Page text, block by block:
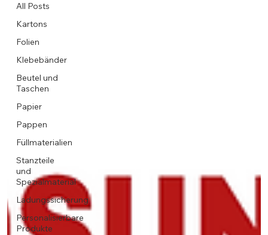
All Posts
Kartons
Folien
Klebebänder
Beutel und
Taschen
Papier
Pappen
Füllmaterialien
Stanzteile
und
Spezialmaterial
Ladungssicherung
Personalisierbare
Produkte